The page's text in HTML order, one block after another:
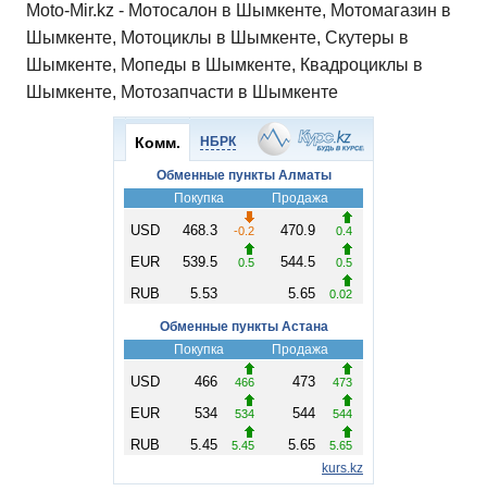
Moto-Mir.kz - Мотосалон в Шымкенте, Мотомагазин в
Шымкенте, Мотоциклы в Шымкенте, Скутеры в
Шымкенте, Мопеды в Шымкенте, Квадроциклы в
Шымкенте, Мотозапчасти в Шымкенте